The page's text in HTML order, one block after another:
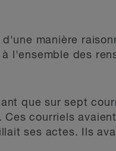
manière
l'ensemble des
que sur sept
courriels
ses actes. Ils